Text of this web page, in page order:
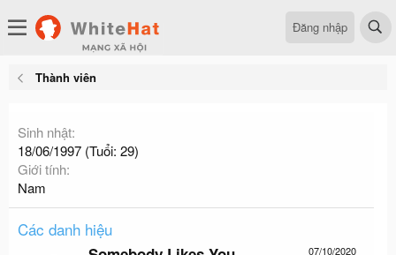
Đăng nhập
Thành viên
Sinh nhật
18/06/1997 (Tuổi: 29)
Giới tính
Nam
Các danh hiệu
07/10/2020